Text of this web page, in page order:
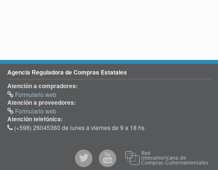
Agencia Reguladora de Compras Estatales
Atención a compradores:
Formulario web
Atención a proveedores:
Formulario web
Atención telefónica:
(+598) 26045360 de lunes a viernes de 9 a 18 hs.
@comprasgubuy
ACCE